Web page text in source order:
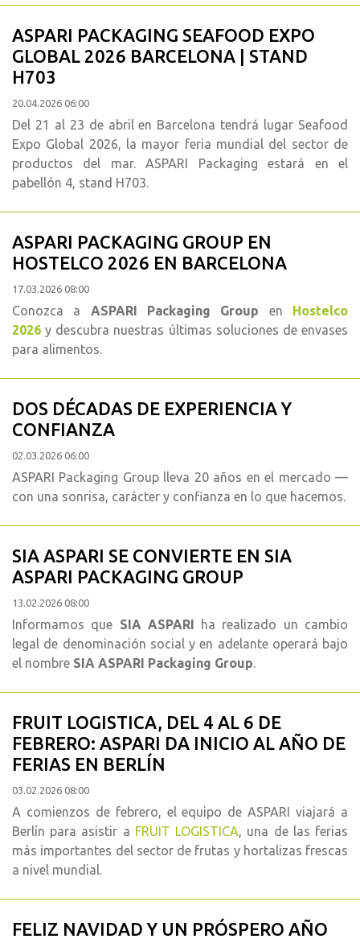
ASPARI PACKAGING SEAFOOD EXPO
GLOBAL 2026 BARCELONA | STAND
H703
20.04.2026 06:00
Del 21 al 23 de abril en Barcelona tendrá lugar Seafood
Expo Global 2026, la mayor feria mundial del sector de
productos del mar. ASPARI Packaging estará en el
pabellón 4, stand H703.
ASPARI PACKAGING GROUP EN
HOSTELCO 2026 EN BARCELONA
17.03.2026 08:00
Conozca a ASPARI Packaging Group en Hostelco
2026 y descubra nuestras últimas soluciones de envases
para alimentos.
DOS DÉCADAS DE EXPERIENCIA Y
CONFIANZA
02.03.2026 06:00
ASPARI Packaging Group lleva 20 años en el mercado —
con una sonrisa, carácter y confianza en lo que hacemos.
SIA ASPARI SE CONVIERTE EN SIA
ASPARI PACKAGING GROUP
13.02.2026 08:00
Informamos que SIA ASPARI ha realizado un cambio
legal de denominación social y en adelante operará bajo
el nombre SIA ASPARI Packaging Group.
FRUIT LOGISTICA, DEL 4 AL 6 DE
FEBRERO: ASPARI DA INICIO AL AÑO DE
FERIAS EN BERLÍN
03.02.2026 08:00
A comienzos de febrero, el equipo de ASPARI viajará a
Berlín para asistir a FRUIT LOGISTICA, una de las ferias
más importantes del sector de frutas y hortalizas frescas
a nivel mundial.
FELIZ NAVIDAD Y UN PRÓSPERO AÑO